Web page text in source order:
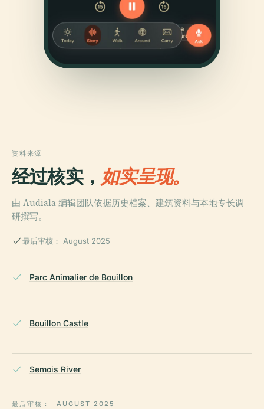
资料来源
经过核实， 如实呈现。
由 Audiala 编辑团队依据历史档案、建筑资料与本地专长调
研撰写。
最后审核： August 2025
Parc Animalier de Bouillon
Bouillon Castle
Semois River
最后审核： AUGUST 2025